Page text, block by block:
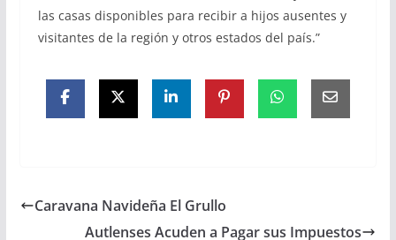
las casas disponibles para recibir a hijos ausentes y
visitantes de la región y otros estados del país.”
Caravana Navideña El Grullo
Autlenses Acuden a Pagar sus Impuestos